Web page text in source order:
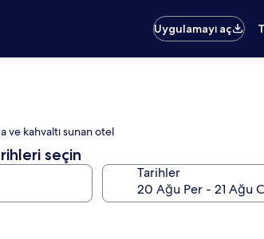
Uygulamayı aç
ve kahvaltı sunan otel
seçin
Tarihler